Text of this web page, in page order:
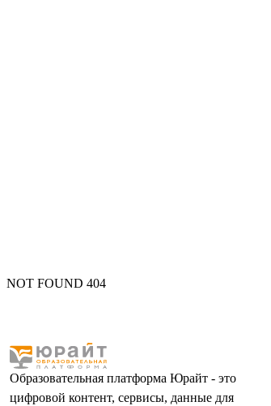
NOT FOUND 404
Образовательная платформа Юрайт - это
цифровой контент, сервисы, данные для